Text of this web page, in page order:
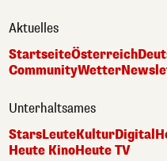
Aktuelles
StartseiteÖsterreich
CommunityWetter
Unterhaltsames
StarsLeuteKulturDigital
Heute KinoHeute TV